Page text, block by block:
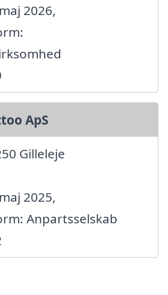
2026,
ApS
Gilleleje
2025,
Anpartsselskab